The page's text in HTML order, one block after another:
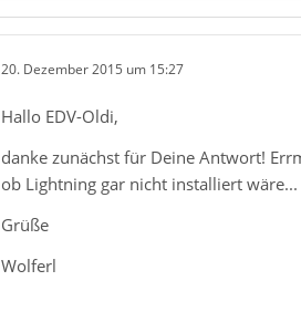
20. Dezember 2015 um 15:27
Hallo EDV-Oldi,
danke zunächst für Deine Antwort!
ob Lightning gar nicht installiert wäre...
Grüße
Wolferl